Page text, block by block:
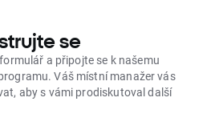
se
a připojte se k našemu
Váš místní manažer vás
aby s vámi prodiskutoval další